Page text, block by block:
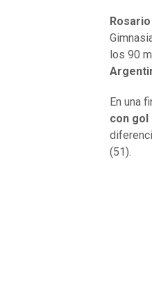
los 90
En una
con gol
(51).